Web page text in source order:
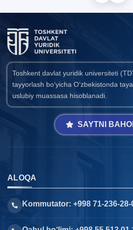
Toshkent davlat yuridik universiteti
tayyorlash bo‘yicha O‘zbekistonda
uslubiy muassasa hisoblanadi.
SAYTNI
ALOQA
Kommutator: +998 71-236-